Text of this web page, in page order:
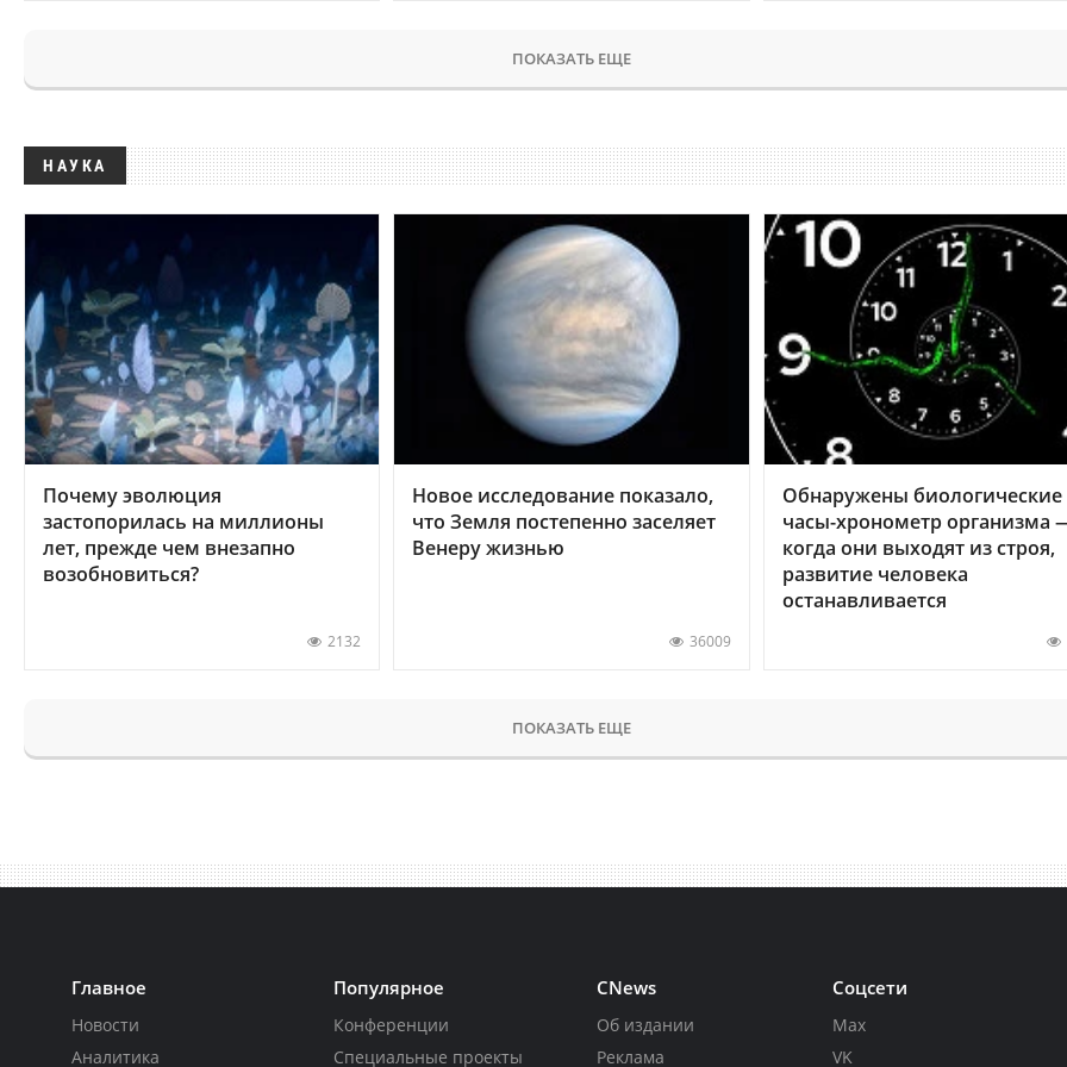
ПОКАЗАТЬ ЕЩЕ
НАУКА
Почему эволюция
застопорилась на миллионы
лет, прежде чем внезапно
возобновиться?
2132
Новое исследование показало,
что Земля постепенно заселяет
Венеру жизнью
36009
Обнаружены биологические
часы-хронометр организма
когда они выходят из строя,
развитие человека
останавливается
ПОКАЗАТЬ ЕЩЕ
Главное
Новости
Аналитика
Популярное
Конференции
Специальные проекты
CNews
Об издании
Реклама
Соцсети
Max
VK